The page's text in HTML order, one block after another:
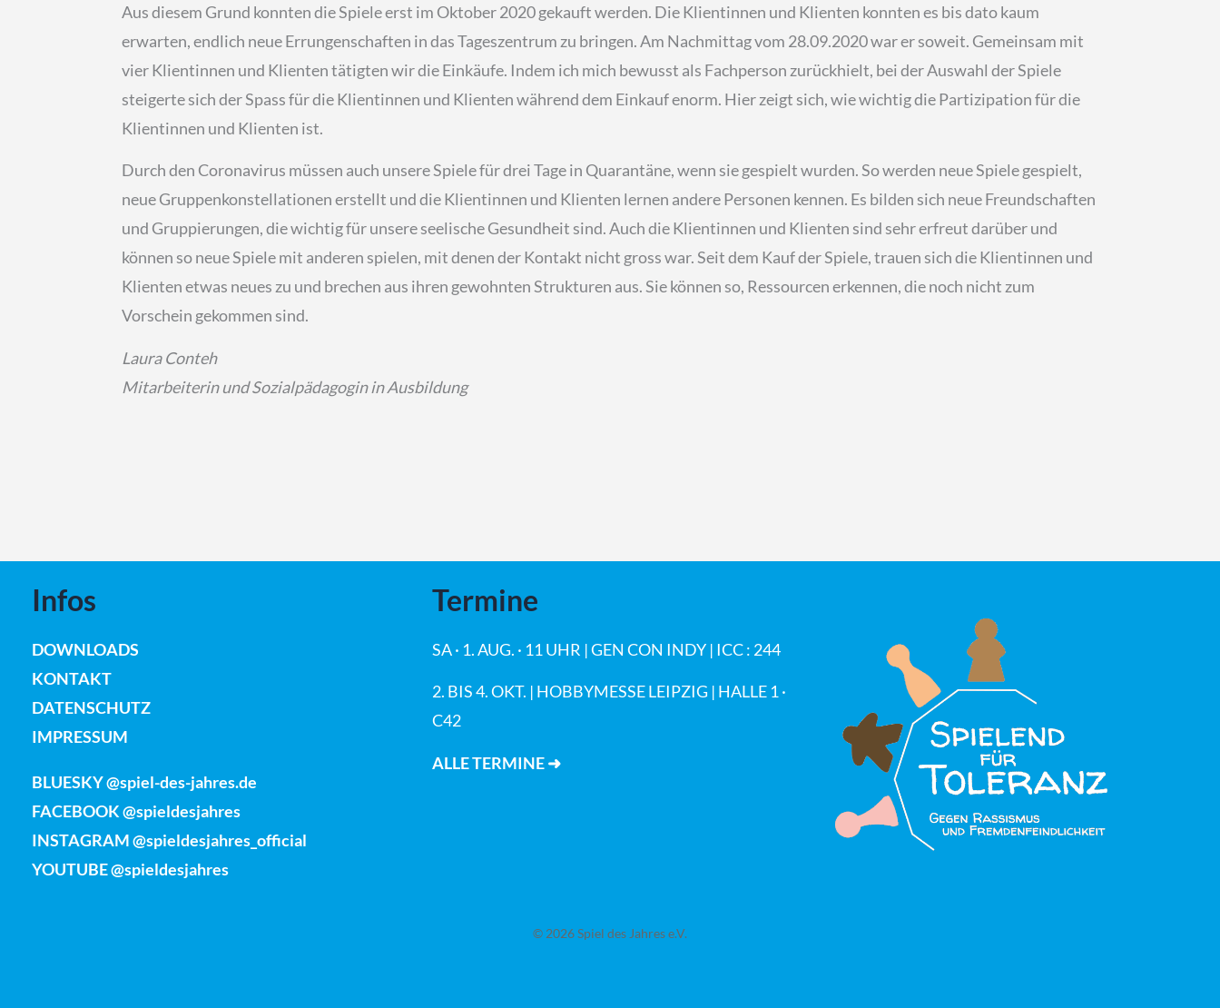
Aus diesem Grund konnten die Spiele erst im Oktober 2020 gekauft werden. Die Klientinnen und Klienten konnten es bis dato kaum
erwarten, endlich neue Errungenschaften in das Tageszentrum zu bringen. Am Nachmittag vom 28.09.2020 war er soweit. Gemeinsam mit
vier Klientinnen und Klienten tätigten wir die Einkäufe. Indem ich mich bewusst als Fachperson zurückhielt, bei der Auswahl der Spiele
steigerte sich der Spass für die Klientinnen und Klienten während dem Einkauf enorm. Hier zeigt sich, wie wichtig die Partizipation für die
Klientinnen und Klienten ist.
Durch den Coronavirus müssen auch unsere Spiele für drei Tage in Quarantäne, wenn sie gespielt wurden. So werden neue Spiele gespielt,
neue Gruppenkonstellationen erstellt und die Klientinnen und Klienten lernen andere Personen kennen. Es bilden sich neue Freundschaften
und Gruppierungen, die wichtig für unsere seelische Gesundheit sind. Auch die Klientinnen und Klienten sind sehr erfreut darüber und
können so neue Spiele mit anderen spielen, mit denen der Kontakt nicht gross war. Seit dem Kauf der Spiele, trauen sich die Klientinnen und
Klienten etwas neues zu und brechen aus ihren gewohnten Strukturen aus. Sie können so, Ressourcen erkennen, die noch nicht zum
Vorschein gekommen sind.
Laura Conteh
Mitarbeiterin und Sozialpädagogin in Ausbildung
Infos
DOWNLOADS
KONTAKT
DATENSCHUTZ
IMPRESSUM
BLUESKY @spiel-des-jahres.de
FACEBOOK @spieldesjahres
INSTAGRAM @spieldesjahres_official
YOUTUBE @spieldesjahres
Termine
SA · 1. AUG. · 11 UHR | GEN CON INDY | ICC : 244
2. BIS 4. OKT. | HOBBYMESSE LEIPZIG | HALLE 1 ·
C42
ALLE TERMINE ➜
© 2026 Spiel des Jahres e.V.